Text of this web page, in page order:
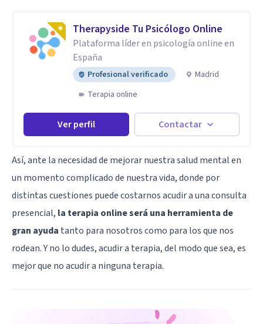
Therapyside Tu Psicólogo Online
Plataforma líder en psicología online en
España
Profesional verificado
Madrid
Terapia online
Ver perfil Contactar
Así, ante la necesidad de mejorar nuestra salud mental en
un momento complicado de nuestra vida, donde por
distintas cuestiones puede costarnos acudir a una consulta
presencial, la terapia online será una herramienta de
gran ayuda tanto para nosotros como para los que nos
rodean. Y no lo dudes, acudir a terapia, del modo que sea, es
mejor que no acudir a ninguna terapia.